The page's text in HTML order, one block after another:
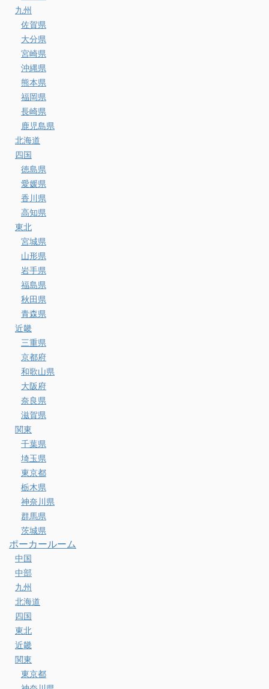
九州
佐賀県
大分県
宮崎県
沖縄県
熊本県
福岡県
長崎県
鹿児島県
北海道
四国
徳島県
愛媛県
香川県
高知県
東北
宮城県
山形県
岩手県
福島県
秋田県
青森県
近畿
三重県
京都府
和歌山県
大阪府
奈良県
滋賀県
関東
千葉県
埼玉県
東京都
栃木県
神奈川県
群馬県
茨城県
ポーカールーム
中国
中部
九州
北海道
四国
東北
近畿
関東
東京都